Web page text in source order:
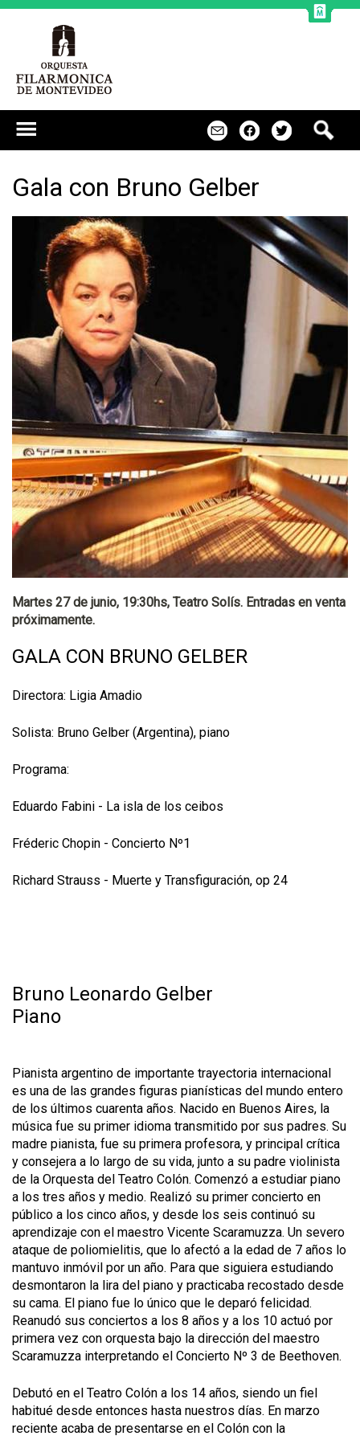
Gala con Bruno Gelber
Martes 27 de junio, 19:30hs, Teatro Solís. Entradas en venta
próximamente.
GALA CON BRUNO GELBER
Directora: Ligia Amadio
Solista: Bruno Gelber (Argentina), piano
Programa:
Eduardo Fabini - La isla de los ceibos
Fréderic Chopin - Concierto Nº1
Richard Strauss - Muerte y Transfiguración, op 24
Bruno Leonardo Gelber
Piano
Pianista argentino de importante trayectoria internacional
es una de las grandes figuras pianísticas del mundo entero
de los últimos cuarenta años. Nacido en Buenos Aires, la
música fue su primer idioma transmitido por sus padres. Su
madre pianista, fue su primera profesora, y principal crítica
y consejera a lo largo de su vida, junto a su padre violinista
de la Orquesta del Teatro Colón. Comenzó a estudiar piano
a los tres años y medio. Realizó su primer concierto en
público a los cinco años, y desde los seis continuó su
aprendizaje con el maestro Vicente Scaramuzza. Un severo
ataque de poliomielitis, que lo afectó a la edad de 7 años lo
mantuvo inmóvil por un año. Para que siguiera estudiando
desmontaron la lira del piano y practicaba recostado desde
su cama. El piano fue lo único que le deparó felicidad.
Reanudó sus conciertos a los 8 años y a los 10 actuó por
primera vez con orquesta bajo la dirección del maestro
Scaramuzza interpretando el Concierto Nº 3 de Beethoven.
Debutó en el Teatro Colón a los 14 años, siendo un fiel
habitué desde entonces hasta nuestros días. En marzo
reciente acaba de presentarse en el Colón con la
s